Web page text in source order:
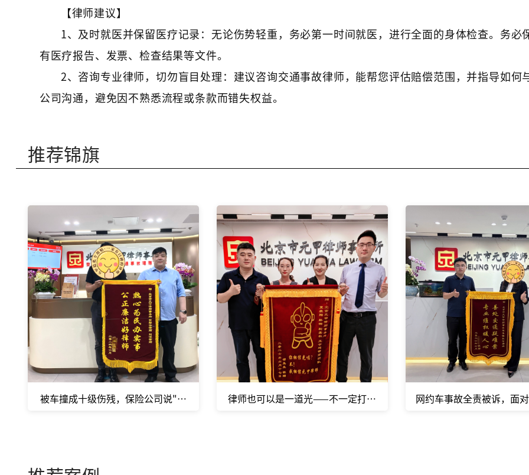
【律师建议】
1、及时就医并保留医疗记录：无论伤势轻重，务必第一时间就医，进行全面的身体检查。务必
有医疗报告、发票、检查结果等文件。
2、咨询专业律师，切勿盲目处理：建议咨询交通事故律师，能帮您评估赔偿范围，并指导如何
公司沟通，避免因不熟悉流程或条款而错失权益。
推荐锦旗
被车撞成十级伤残，保险公司说"已经赔过了，一次性了结"，怎么办？律师也可以是一道光——不一定打怪兽，但一定会守护客户
网约车事故全责被诉，面